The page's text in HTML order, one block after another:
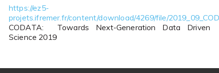
https://ez5-
projets.ifremer.fr/content/download/4269/file/
CODATA: Towards Next-Generation Data Driven
Science 2019